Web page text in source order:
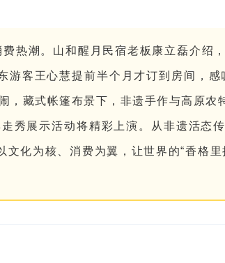
热潮。山和醒月民宿老板康立磊介绍
游客王心慧提前半个月才订到房间，感
，藏式帐篷布景下，非遗手作与高原农
秀展示活动将精彩上演。从非遗活态
文化为核、消费为翼，让世界的“香格